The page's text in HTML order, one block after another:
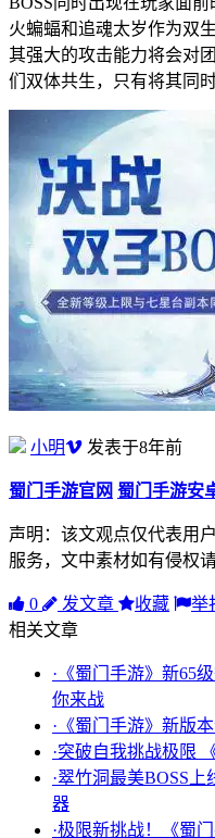
火蝙蝠和追魂太岁作为双
其强大的攻击能力将会对
们双体共生，只有将其同
小明 发表于8年前
蜀门手游官网 蜀门手游安
声明：该文观点仅代表用
服务，文中素材如有侵权
0 发文章 收藏
举
相关文章
·《蜀门手游》新65
你来战
·《蜀门手游》新版
·突破自我挑战极限
·翠竹洞最美BOSS
器
·极限新挑战！《蜀